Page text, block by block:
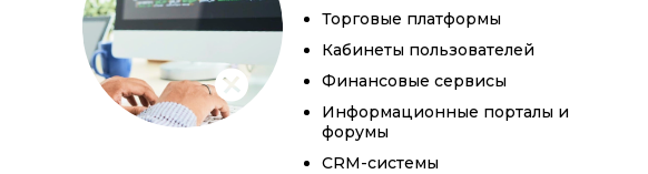
Торговые платформы
Кабинеты пользователей
Финансовые сервисы
Информационные порталы и
форумы
CRM-системы